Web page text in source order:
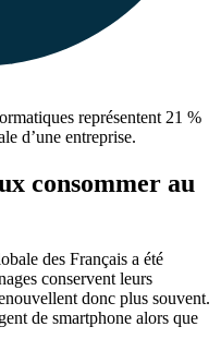
représentent 21 %
d’une entreprise.
consommer au
des Français a été
conservent leurs
donc plus souvent.
de smartphone alors que